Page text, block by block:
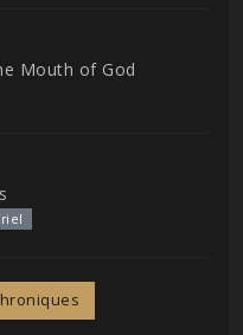
Mouth of God